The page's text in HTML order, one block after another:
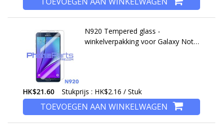
N920 Tempered glass -
winkelverpakking voor Galaxy Note
HK$21.60 Stukprijs : HK$2.16 / Stuk
TOEVOEGEN AAN WINKELWAGEN